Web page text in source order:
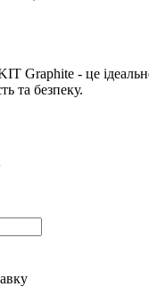
Graphite - це
та безпеку.